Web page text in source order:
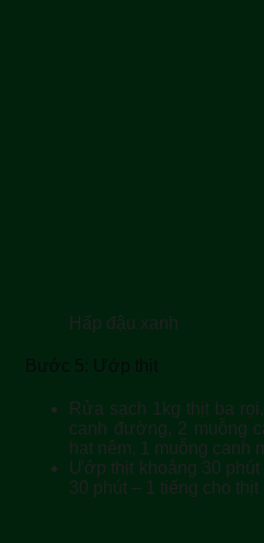
Hấp đậu xanh
Bước 5: Ướp thịt
Rửa sạch 1kg thịt ba
canh đường, 2 muỗng
hạt nêm, 1 muỗng canh
Ướp thịt khoảng 30
30 phút – 1 tiếng cho thịt